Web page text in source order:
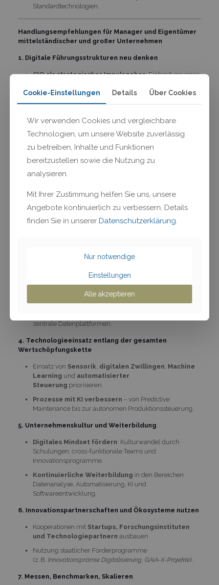
Standardtechnologien.
Handlungsempfehlungen für Manager und Eigentümer
mittelständischer und großer Unternehmen
1. Digitale Führungsstrukturen neu denken
CIO als strategischer Impulsgeber: Einbindung eines
belegen einen Produktivitätsvorteil von bis zu 31 % durch
diese Maßnahme (MHP/LMU, 2025).
Führungspersonal gezielt
weiterbilden in
, digitaler
Innovationssteuerung und KI-Kompetenz.
2. Datenstrategie als Kernelement der
Unternehmensstrategie verankern
Von defensiver zu offensiver Datenstrategie
gezielt zur Entwicklung neuer Produkte, Services und
Geschäftsmodelle nutzen ( MIT Sloan Management
Legacy-Systeme systematisch ablösen
interoperable Systemlandschaften aufbauen.
zentrale Datenplattformen.
4. Technologieeinsatz entlang der gesamten
Wertschöpfungskette
Einsatz von Sensorik, digitalen Zwillingen, Machine
Learning und automatisierter
Steuerung priorisieren.
Prozesse mit KI verbessern – von Predictive
Maintenance bis zur autonomen Produktionssteuerung.
5. Unternehmenskultur und Weiterbildung
Digitales Mindset fördern: Kulturwandel durch
Schulungen, cross-funktionale Teams und
Innovationsprogramme.
Kontinuierliche Weiterbildung in den Bereichen
Datenanalyse, Automatisierung, KI und
Softwareentwicklung.
6. Innovationspartnerschaften und Ökosysteme nutzen
Kooperationen mit Startups, Forschungsinstituten
und Technologiepartnern ausbauen.
Nutzung staatlicher Förderprogramme
(z. B. Innovationsprämie Digitalisierung, GAIA-X-Projekte).
7. Messen, Benchmarken, Skalieren
Cookie-Einstellungen Details Über Cookies
Wir verwenden Cookies und vergleichbare
Technologien, um unsere Website zuverlässig
zu betreiben, Inhalte und Funktionen
bereitzustellen sowie die Nutzung zu
analysieren.
Mit Ihrer Zustimmung helfen Sie uns, unsere
Angebote kontinuierlich zu verbessern. Details
finden Sie in unserer Datenschutzerklärung
Nur notwendige
Einstellungen
Alle akzeptieren